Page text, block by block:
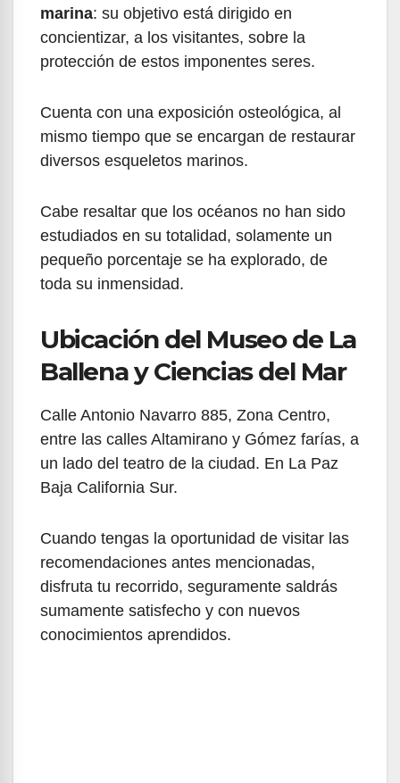
marina: su objetivo está dirigido en
concientizar, a los visitantes, sobre la
protección de estos imponentes seres.
Cuenta con una exposición osteológica, al
mismo tiempo que se encargan de restaurar
diversos esqueletos marinos.
Cabe resaltar que los océanos no han sido
estudiados en su totalidad, solamente un
pequeño porcentaje se ha explorado, de
toda su inmensidad.
Ubicación del Museo de La
Ballena y Ciencias del Mar
Calle Antonio Navarro 885, Zona Centro,
entre las calles Altamirano y Gómez farías, a
un lado del teatro de la ciudad. En La Paz
Baja California Sur.
Cuando tengas la oportunidad de visitar las
recomendaciones antes mencionadas,
disfruta tu recorrido, seguramente saldrás
sumamente satisfecho y con nuevos
conocimientos aprendidos.